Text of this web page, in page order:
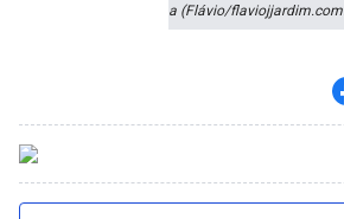
a (Flávio/